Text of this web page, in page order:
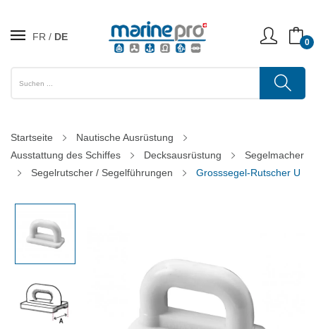
FR DE 0
Startseite
Nautische Ausrüstung
Ausstattung des Schiffes
Decksausrüstung
Segelmacher
Segelrutscher / Segelführungen
Grosssegel-Rutscher U